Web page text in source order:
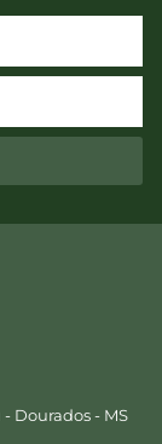
Dourados - MS